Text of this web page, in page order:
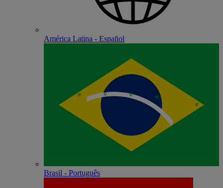
América Latina - Español
Brasil - Português